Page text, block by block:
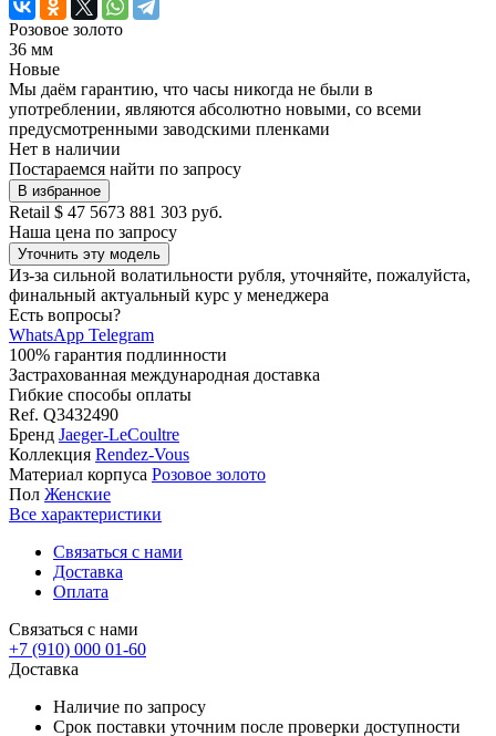
Розовое золото
36 мм
Новые
Мы даём гарантию, что часы никогда не были в
употреблении, являются абсолютно новыми, со всеми
предусмотренными заводскими пленками
Нет в наличии
Постараемся найти по запросу
В избранное
Retail $ 47 5673 881 303 руб.
Наша цена по запросу
Уточнить эту модель
Из-за сильной волатильности рубля, уточняйте, пожалуйста,
финальный актуальный курс у менеджера
Есть вопросы?
WhatsApp Telegram
100% гарантия подлинности
Застрахованная международная доставка
Гибкие способы оплаты
Ref. Q3432490
Бренд Jaeger-LeCoultre
Коллекция Rendez-Vous
Материал корпуса Розовое золото
Пол Женские
Все характеристики
Связаться с нами
Доставка
Оплата
Связаться с нами
+7 (910) 000 01-60
Доставка
Наличие по запросу
Срок поставки уточним после проверки доступности